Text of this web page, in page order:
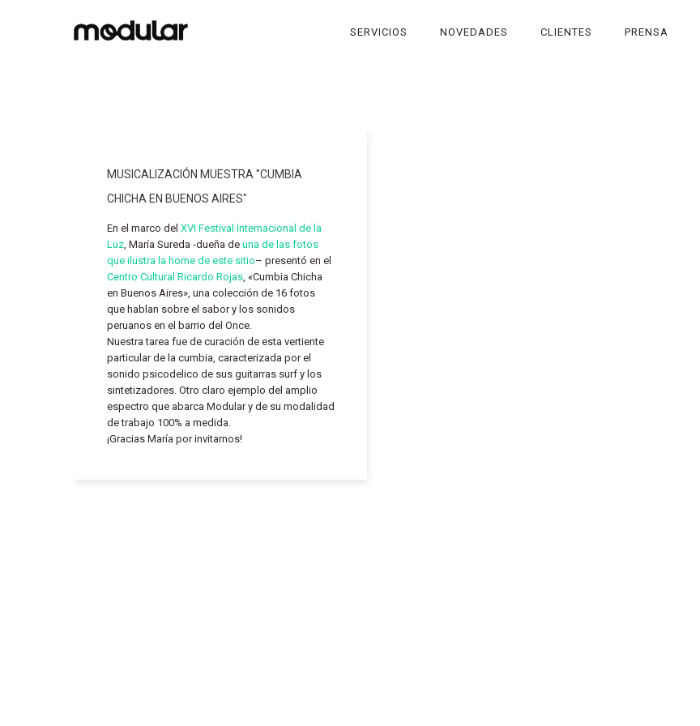
SERVICIOS NOVEDADES CLIENTES PRENSA
MUSICALIZACIÓN MUESTRA "CUMBIA
CHICHA EN BUENOS AIRES"
En el marco del XVI Festival Internacional de la
Luz, María Sureda -dueña de una de las fotos
que ilustra la home de este sitio– presentó en el
Centro Cultural Ricardo Rojas, «Cumbia Chicha
en Buenos Aires», una colección de 16 fotos
que hablan sobre el sabor y los sonidos
peruanos en el barrio del Once.
Nuestra tarea fue de curación de esta vertiente
particular de la cumbia, caracterizada por el
sonido psicodelico de sus guitarras surf y los
sintetizadores. Otro claro ejemplo del amplio
espectro que abarca Modular y de su modalidad
de trabajo 100% a medida.
¡Gracias María por invitarnos!